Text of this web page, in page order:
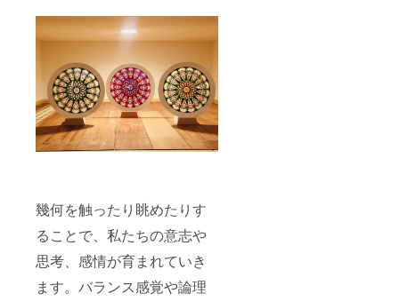
幾何を触ったり眺めたりす
ることで、私たちの意志や
思考、感情が育まれていき
ます。バランス感覚や論理